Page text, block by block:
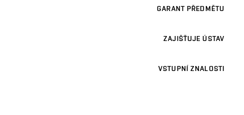
GARANT PŘEDMĚTU
ZAJIŠŤUJE ÚSTAV
VSTUPNÍ ZNALOSTI